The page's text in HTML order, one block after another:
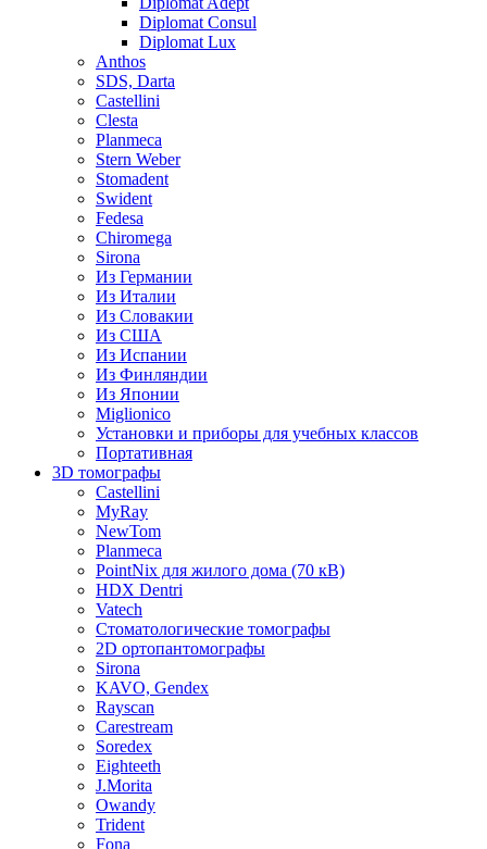
Diplomat Consul
Diplomat Lux
Anthos
SDS, Darta
Castellini
Clesta
Planmeca
Stern Weber
Stomadent
Swident
Fedesa
Chiromega
Sirona
Из Германии
Из Италии
Из Словакии
Из США
Из Испании
Из Финляндии
Из Японии
Miglionico
Установки и приборы для учебных классов
Портативная
3D томографы
Castellini
MyRay
NewTom
Planmeca
PointNix для жилого дома (70 кВ)
HDX Dentri
Vatech
Стоматологические томографы
2D ортопантомографы
Sirona
KAVO, Gendex
Rayscan
Carestream
Soredex
Eighteeth
J.Morita
Owandy
Trident
Fona